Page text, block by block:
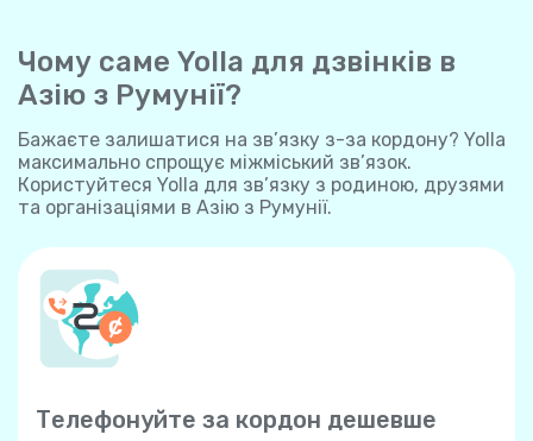
Чому саме Yolla для дзвінків в
Азію з Румунії?
Бажаєте залишатися на зв’язку з-за кордону? Yolla
максимально спрощує міжміський зв’язок.
Користуйтеся Yolla для зв’язку з родиною, друзями
та організаціями в Азію з Румунії.
Телефонуйте за кордон дешевше